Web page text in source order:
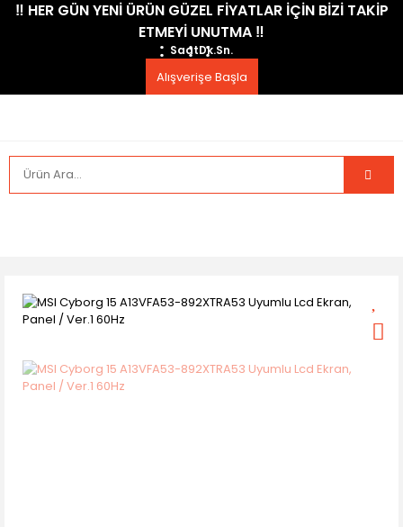
​‼️​ HER GÜN YENİ ÜRÜN GÜZEL FİYATLAR İÇİN BİZİ TAKİP
ETMEYİ UNUTMA ​‼️​
SaatDk.Sn.
Alışverişe Başla